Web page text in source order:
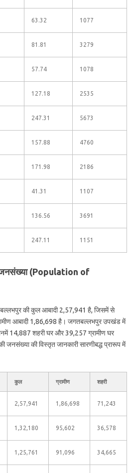
63.32 1077
81.81 3279
57.74 1078
127.18 2535
247.31 5673
157.88 4760
171.98 2186
41.31 1107
136.56 3691
247.11 1151
(Population of
की कुल आबादी 2,57,941 है, जिसमें से
आबादी 1,86,698 है। जगतबल्लभपुर उपखंड में
14,887 शहरी घर और 39,257 ग्रामीण घर
की विस्तृत जानकारी सारणीबद्ध प्रारूप में
कुल ग्रामीण शहरी
2,57,941 1,86,698 71,243
1,32,180 95,602 36,578
1,25,761 91,096 34,665